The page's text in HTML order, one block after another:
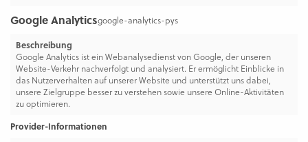
Google Analyticsgoogle-analytics-pys
Beschreibung
Google Analytics ist ein Webanalysedienst von Google, der unseren
Website-Verkehr nachverfolgt und analysiert. Er ermöglicht Einblicke in
das Nutzerverhalten auf unserer Website und unterstützt uns dabei,
unsere Zielgruppe besser zu verstehen sowie unsere Online-Aktivitäten
zu optimieren.
Provider-Informationen